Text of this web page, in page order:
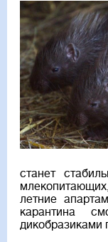
станет
летние
карантина
дикобразиками